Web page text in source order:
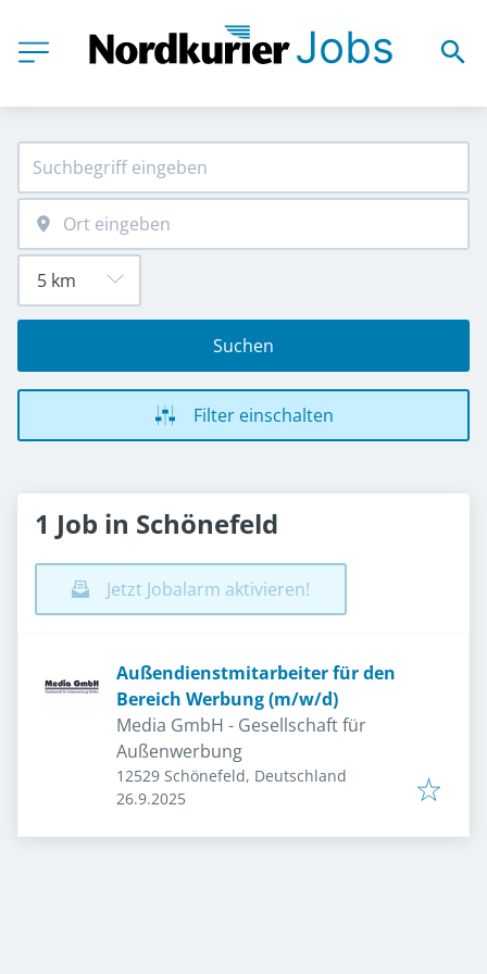
Suchen
Filter einschalten
1 Job in Schönefeld
Jetzt Jobalarm aktivieren!
Außendienstmitarbeiter für den
Bereich Werbung (m/w/d)
Media GmbH - Gesellschaft für
Außenwerbung
12529 Schönefeld, Deutschland
Veröffentlicht
26.9.2025